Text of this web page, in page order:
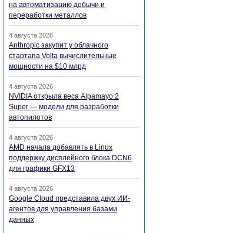
на автоматизацию добычи и
переработки металлов
4 августа 2026
Anthropic закупит у облачного
стартапа Volta вычислительные
мощности на $10 млрд
4 августа 2026
NVIDIA открыла веса Alpamayo 2
Super — модели для разработки
автопилотов
4 августа 2026
AMD начала добавлять в Linux
поддержку дисплейного блока DCN6
для графики GFX13
4 августа 2026
Google Cloud представила двух ИИ-
агентов для управления базами
данных